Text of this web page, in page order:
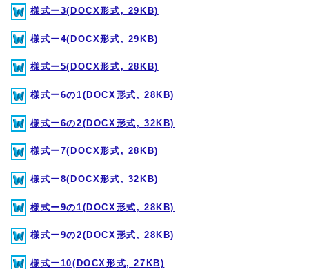
様式ー3(DOCX形式, 29KB)
様式ー4(DOCX形式, 29KB)
様式ー5(DOCX形式, 28KB)
様式ー6の1(DOCX形式, 28KB)
様式ー6の2(DOCX形式, 32KB)
様式ー7(DOCX形式, 28KB)
様式ー8(DOCX形式, 32KB)
様式ー9の1(DOCX形式, 28KB)
様式ー9の2(DOCX形式, 28KB)
様式ー10(DOCX形式, 27KB)